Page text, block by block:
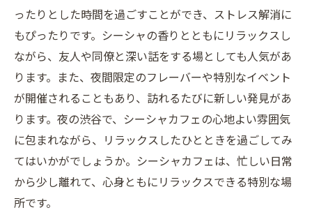
洗練されたデザインのシーシャカフェ
アートとシーシャの融合を楽しむ
モダンインテリアが魅力のカフェ特集
シンプルでおしゃれなシーシャカフェの魅
力
最新のインテリアトレンドとシーシャ
モダンな空間で味わうシーシャの贅沢
シーシャ初心者でも安心して楽しめる渋谷駅周
辺のカフェ
ったりとした時間を過ごすことができ、ストレス解消に
もぴったりです。シーシャの香りとともにリラックスし
ながら、友人や同僚と深い話をする場としても人気があ
ります。また、夜間限定のフレーバーや特別なイベント
が開催されることもあり、訪れるたびに新しい発見があ
ります。夜の渋谷で、シーシャカフェの心地よい雰囲気
に包まれながら、リラックスしたひとときを過ごしてみ
てはいかがでしょうか。シーシャカフェは、忙しい日常
から少し離れて、心身ともにリラックスできる特別な場
所です。